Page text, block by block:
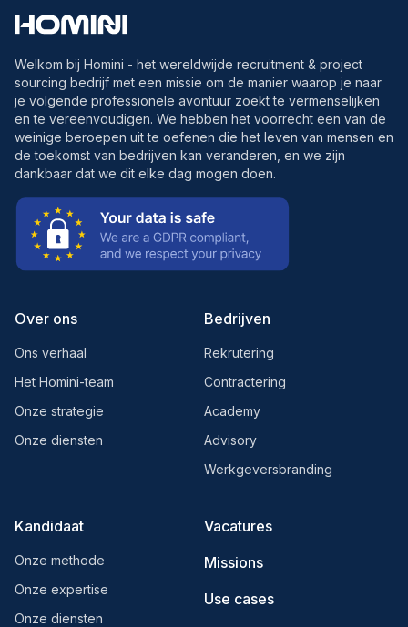
Welkom bij Homini - het wereldwijde recruitment & project
sourcing bedrijf met een missie om de manier waarop je naar
je volgende professionele avontuur zoekt te vermenselijken
en te vereenvoudigen. We hebben het voorrecht een van de
weinige beroepen uit te oefenen die het leven van mensen en
de toekomst van bedrijven kan veranderen, en we zijn
dankbaar dat we dit elke dag mogen doen.
Over ons
Ons verhaal
Het Homini-team
Onze strategie
Onze diensten
Bedrijven
Rekrutering
Contractering
Academy
Advisory
Werkgeversbranding
Kandidaat
Onze methode
Onze expertise
Onze diensten
Vacatures
Missions
Use cases